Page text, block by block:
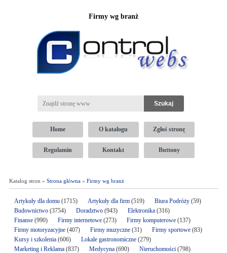
Firmy wg branż
Home O katalogu Zgłoś stronę
Regulamin Kontakt Buttony
Katalog stron » Strona główna» Firmy wg branż
Artykuły dla domu(1715) Artykuły dla firm(519) Biura Podróży(59)
Budownictwo(3754) Doradztwo(943) Elektronika (316)
Finanse(990) Firmy internetowe (273) Firmy komputerowe(137)
Firmy motoryzacyjne(407) Firmy muzyczne(31) Firmy sportowe(83)
Kursy i szkolenia(606) Lokale gastronomiczne(279)
Marketing i Reklama(837) Medycyna(690) Nieruchomości(798)